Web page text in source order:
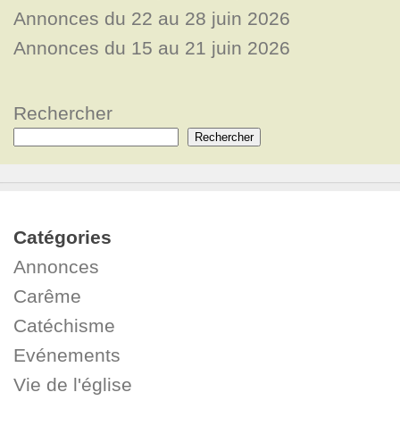
Annonces du 22 au 28 juin 2026
Annonces du 15 au 21 juin 2026
Rechercher
Rechercher
Catégories
Annonces
Carême
Catéchisme
Evénements
Vie de l'église